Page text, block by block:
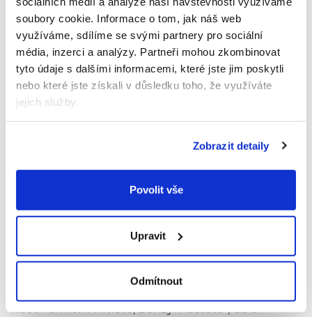
soubory cookie. Informace o tom, jak náš web
využíváme, sdílíme se svými partnery pro sociální
média, inzerci a analýzy. Partneři mohou zkombinovat
tyto údaje s dalšími informacemi, které jste jim poskytli
nebo které jste získali v důsledku toho, že využíváte
jejich služby.
Zobrazit detaily
Povolit vše
Upravit
Odmítnout
100 % vegan
Použití
Navlhčete dostatečně vlasy, malé množství naneste
na vlasy a napěňte, nechte chvíli působit a poté
opláchněte.
Aqua / Water / Eau, Sodium Coco-Sulfate, Glycerin,
Coco-Glucoside, Sodium Cocoyl Isethionate, Lauryl
Sodium Chloride, Sodium Benzoate, Guar
Hydroxypropyltrimonium Chloride, Potassium
Extract, Nasturtium Officinale (Watercress) Extract,
Tropaeolum Majus (Indian Cress) Extract, Camellia
Root Ferment Filtrate, Benzyl Acetate*, Cis-3-